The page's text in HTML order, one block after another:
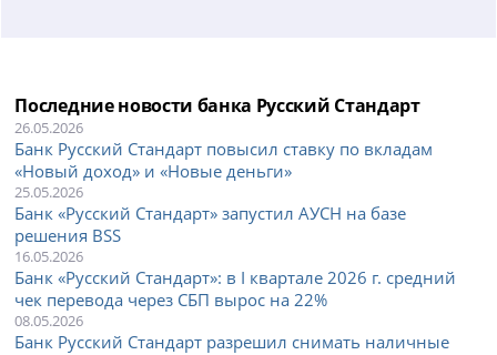
Последние новости банка Русский Стандарт
26.05.2026
Банк Русский Стандарт повысил ставку по вкладам
«Новый доход» и «Новые деньги»
25.05.2026
Банк «Русский Стандарт» запустил АУСН на базе
решения BSS
16.05.2026
Банк «Русский Стандарт»: в I квартале 2026 г. средний
чек перевода через СБП вырос на 22%
08.05.2026
Банк Русский Стандарт разрешил снимать наличные